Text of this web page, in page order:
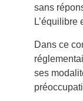
sans
Dans ce
ses